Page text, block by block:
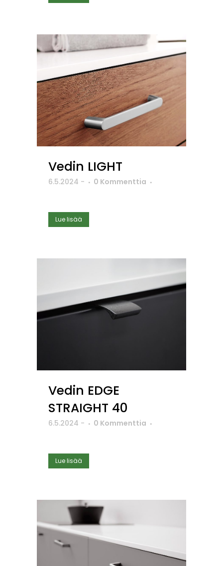
Vedin LIGHT
6.5.2024 - 0 Kommenttia
Lue lisää
Vedin EDGE
STRAIGHT 40
6.5.2024 - 0 Kommenttia
Lue lisää